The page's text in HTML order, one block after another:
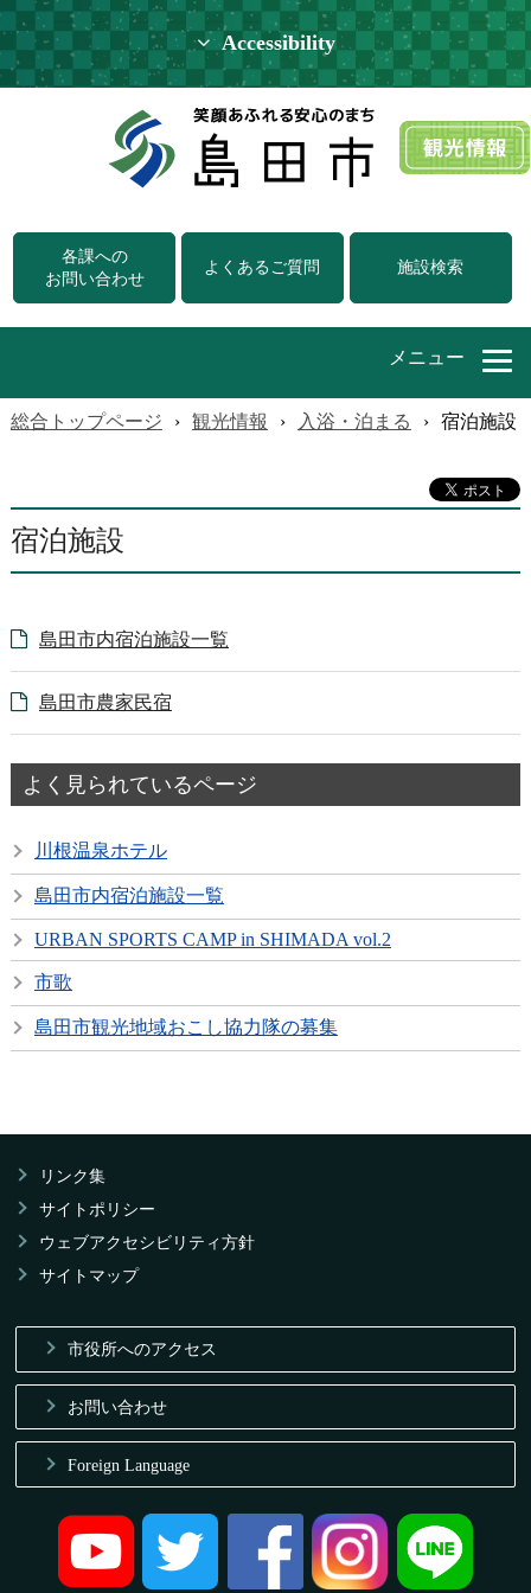
Accessibility
各課への
お問い合わせ
よくあるご質問 施設検索
メニュー
総合トップページ › 観光情報 › 入浴・泊まる › 宿泊施設
宿泊施設
島田市内宿泊施設一覧
島田市農家民宿
よく見られているページ
川根温泉ホテル
島田市内宿泊施設一覧
URBAN SPORTS CAMP in SHIMADA vol.2
市歌
島田市観光地域おこし協力隊の募集
リンク集
サイトポリシー
ウェブアクセシビリティ方針
サイトマップ
市役所へのアクセス
お問い合わせ
Foreign Language